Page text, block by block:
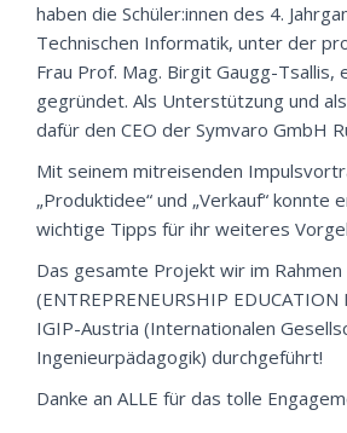
haben die Schüler:innen des 4.
Technischen Informatik, unter der
Frau Prof. Mag. Birgit Gaugg-Tsallis,
gegründet. Als Unterstützung und
dafür den CEO der Symvaro GmbH
Mit seinem mitreisenden
„Produktidee“ und „Verkauf“ konnte
wichtige Tipps für ihr weiteres
Das gesamte Projekt wir im
(ENTREPRENEURSHIP
IGIP-Austria (Internationalen
Ingenieurpädagogik) durchgeführt!
Danke an ALLE für das tolle